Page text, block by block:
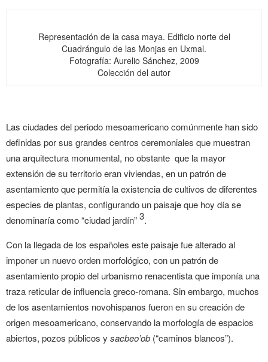
Representación de la casa maya. Edificio norte del
Cuadrángulo de las Monjas en Uxmal.
Fotografía: Aurelio Sánchez, 2009
Colección del autor
Las ciudades del periodo mesoamericano comúnmente han sido
definidas por sus grandes centros ceremoniales que muestran
una arquitectura monumental, no obstante que la mayor
extensión de su territorio eran viviendas, en un patrón de
asentamiento que permitía la existencia de cultivos de diferentes
especies de plantas, configurando un paisaje que hoy día se
denominaría como “ciudad jardín”3.
Con la llegada de los españoles este paisaje fue alterado al
imponer un nuevo orden morfológico, con un patrón de
asentamiento propio del urbanismo renacentista que imponía una
traza reticular de influencia greco-romana. Sin embargo, muchos
de los asentamientos novohispanos fueron en su creación de
origen mesoamericano, conservando la morfología de espacios
abiertos, pozos públicos y sacbeo’ob (“caminos blancos”).